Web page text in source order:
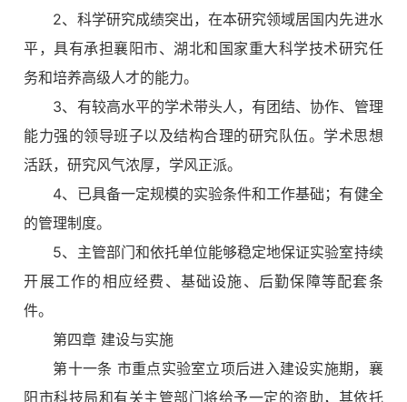
2、科学研究成绩突出，在本研究领域居国内先进水
平，具有承担襄阳市、湖北和国家重大科学技术研究任
务和培养高级人才的能力。
3、有较高水平的学术带头人，有团结、协作、管理
能力强的领导班子以及结构合理的研究队伍。学术思想
活跃，研究风气浓厚，学风正派。
4、已具备一定规模的实验条件和工作基础；有健全
的管理制度。
5、主管部门和依托单位能够稳定地保证实验室持续
开展工作的相应经费、基础设施、后勤保障等配套条
件。
第四章 建设与实施
第十一条 市重点实验室立项后进入建设实施期，襄
阳市科技局和有关主管部门将给予一定的资助，其依托